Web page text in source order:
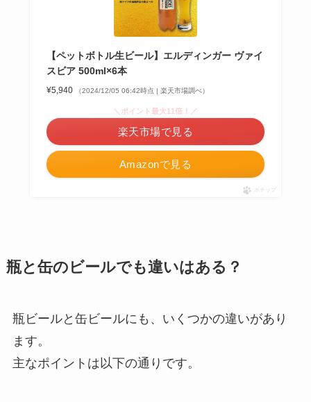
【ペットボトル生ビール】エルディンガー ヴァイ
スビア 500ml×6本
¥5,940 （2024/12/05 06:42時点 | 楽天市場調べ）
Amazonで見る
＼ポイント最大11倍！／
楽天市場で見る
ポチップ
瓶と缶のビールでも違いはある？
瓶ビールと缶ビールにも、いくつかの違いがあり
ます。
主なポイントは以下の通りです。